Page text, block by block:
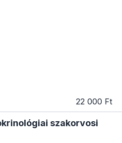
22 000 Ft
szakorvosi